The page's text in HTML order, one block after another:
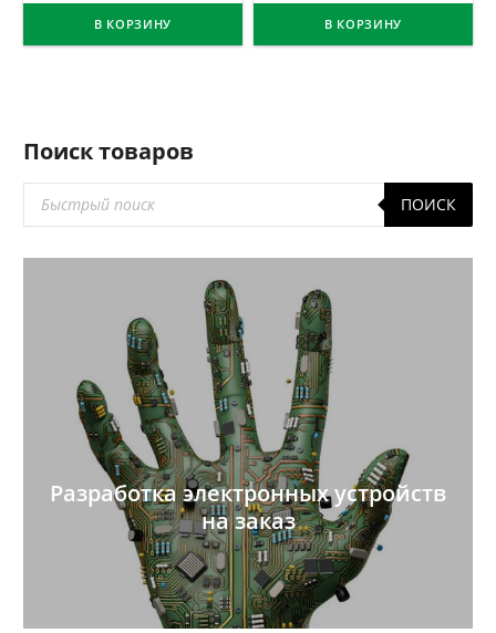
В КОРЗИНУ В КОРЗИНУ
Поиск товаров
Поиск
товаров
ПОИСК
Разработка электронных устройств
на заказ